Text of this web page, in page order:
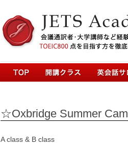
☆Oxbridge Summer
A class & B class